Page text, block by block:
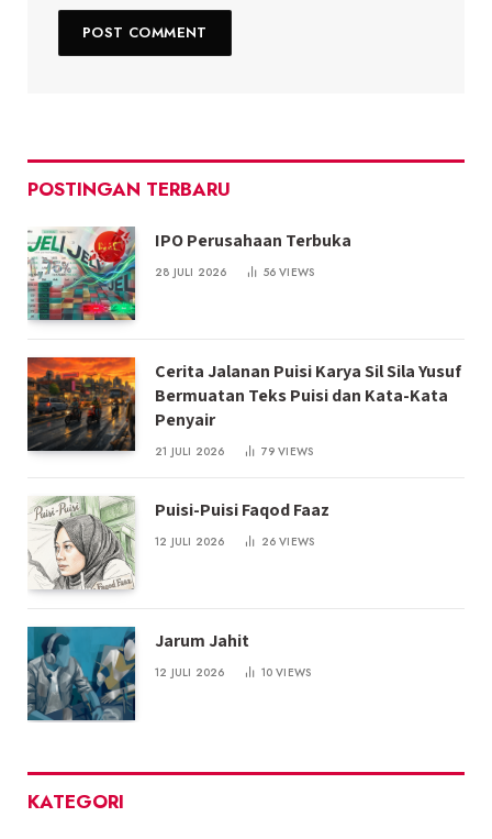
POSTINGAN TERBARU
IPO Perusahaan Terbuka
28 JULI 2026 56VIEWS
Cerita Jalanan Puisi Karya Sil Sila Yusuf
Bermuatan Teks Puisi dan Kata-Kata
Penyair
21 JULI 2026 79VIEWS
Puisi-Puisi Faqod Faaz
12 JULI 2026 26VIEWS
Jarum Jahit
12 JULI 2026 10VIEWS
KATEGORI